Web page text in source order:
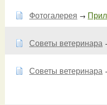
Фотогалерея →
Советы ветеринара
Советы ветеринара